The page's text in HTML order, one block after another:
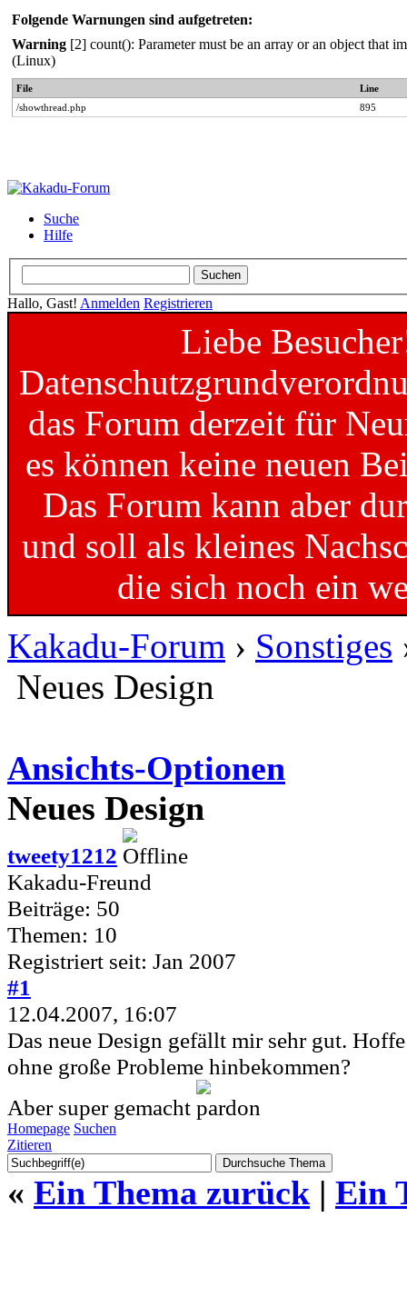
Folgende Warnungen sind aufgetreten:
Warning [2] count(): Parameter must be an array or an object that
(Linux)
File
Line
/showthread.php
895
Suche
Hilfe
Hallo, Gast! Anmelden Registrieren
Liebe
das Forum derzeit für
es können keine neuen
Das Forum kann aber
und soll als kleines
die sich noch ein
Kakadu-Forum › Sonstiges
Neues Design
Ansichts-Optionen
Neues Design
tweety1212
Kakadu-Freund
Beiträge: 50
Themen: 10
Registriert seit: Jan 2007
#1
12.04.2007, 16:07
Das neue Design gefällt mir sehr gut.
ohne große Probleme hinbekommen?
Aber super gemacht
Homepage Suchen
Zitieren
« Ein Thema zurück | Ein